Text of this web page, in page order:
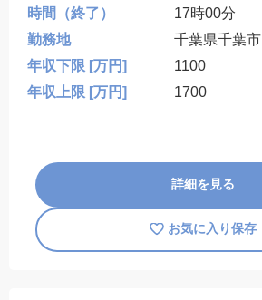
時間（終了）
17時00分
勤務地
千葉県千葉市
年収下限 [万円]
1100
年収上限 [万円]
1700
詳細を見る
お気に入り保存